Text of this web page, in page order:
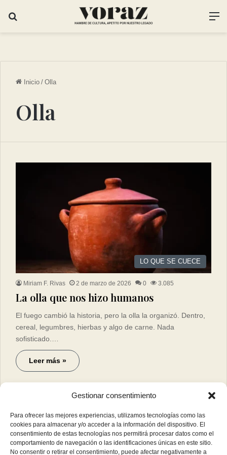
Gestionar consentimiento
Para ofrecer las mejores experiencias, utilizamos tecnologías como las
cookies para almacenar y/o acceder a la información del dispositivo. El
consentimiento de estas tecnologías nos permitirá procesar datos como el
comportamiento de navegación o las identificaciones únicas en este sitio.
No consentir o retirar el consentimiento, puede afectar negativamente a
Inicio / Olla
Olla
LO QUE SE CUECE
Miriam F. Rivas 2 de marzo de 2026 0 3.085
La olla que nos hizo humanos
El fuego cambió la historia, pero la olla la organizó. Dentro,
cereal, legumbres, hierbas y algo de carne. Nada
sofisticado.…
Leer más »